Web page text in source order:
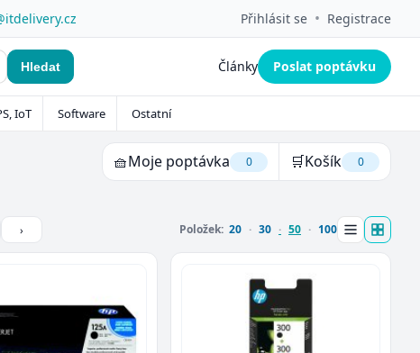
Přihlásit se • Registrace
Hledat Články Poslat poptávku
IoT Software Ostatní
🧺Moje poptávka 0 🛒Košík 0
› Položek: 20 30 50 100